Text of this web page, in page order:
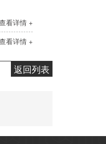
看详情 +
看详情 +
返回列表